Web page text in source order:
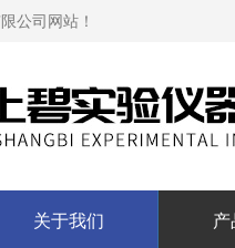
公司网站！
关于我们 产